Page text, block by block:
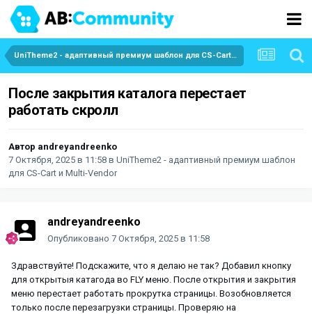
UniTheme2 - адаптивный премиум шаблон для CS-Cart и Multi-Vendor
После закрытия каталога перестает
работать скролл
Автор andreyandreenko
7 Октября, 2025 в 11:58 в UniTheme2 - адаптивный премиум шаблон
для CS-Cart и Multi-Vendor
andreyandreenko
Опубликовано 7 Октября, 2025 в 11:58
Здравствуйте! Подскажите, что я делаю не так? Добавил кнопку
для открытыя катагода во FLY меню. После открытия и закрытия
меню перестает работать прокрутка страницы. Возобновляется
только после перезагрузки страницы. Проверяю на